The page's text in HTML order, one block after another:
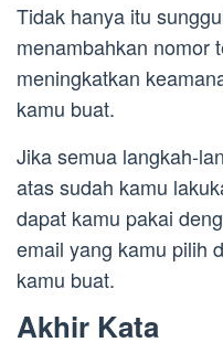
Tidak hanya itu
menambahkan nomor
meningkatkan
kamu buat.
Jika semua langkah-
atas sudah kamu
dapat kamu pakai
email yang kamu pilih
kamu buat.
Akhir Kata